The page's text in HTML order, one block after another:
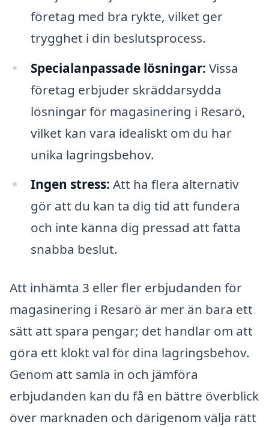
företag med bra rykte, vilket ger
trygghet i din beslutsprocess.
Specialanpassade lösningar: Vissa
företag erbjuder skräddarsydda
lösningar för magasinering i Resarö,
vilket kan vara idealiskt om du har
unika lagringsbehov.
Ingen stress: Att ha flera alternativ
gör att du kan ta dig tid att fundera
och inte känna dig pressad att fatta
snabba beslut.
Att inhämta 3 eller fler erbjudanden för
magasinering i Resarö är mer än bara ett
sätt att spara pengar; det handlar om att
göra ett klokt val för dina lagringsbehov.
Genom att samla in och jämföra
erbjudanden kan du få en bättre överblick
över marknaden och därigenom välja rätt